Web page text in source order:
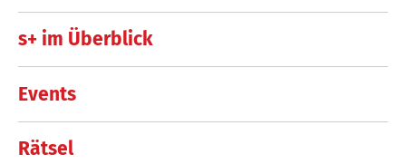
s+ im Überblick
Events
Rätsel